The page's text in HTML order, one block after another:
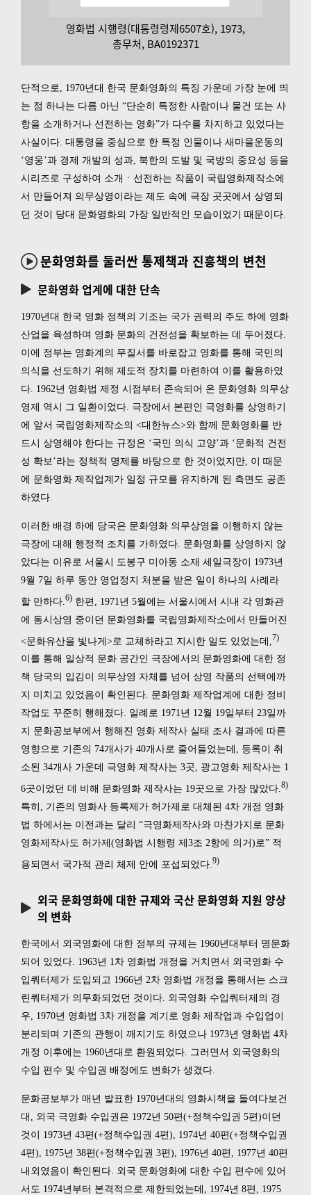
영화법 시행령(대통령령제6507호), 1973,
총무처, BA0192371
단적으로, 1970년대 한국 문화영화의 특징 가운데 가장 눈에 띄
는 점 하나는 다름 아닌 “단순히 특정한 사람이나 물건 또는 사
항을 소개하거나 선전하는 영화”가 다수를 차지하고 있었다는
사실이다. 대통령을 중심으로 한 특정 인물이나 새마을운동의
‘영웅’과 경제 개발의 성과, 북한의 도발 및 국방의 중요성 등을
시리즈로 구성하여 소개ㆍ선전하는 작품이 국립영화제작소에
서 만들어져 의무상영이라는 제도 속에 극장 곳곳에서 상영되
던 것이 당대 문화영화의 가장 일반적인 모습이었기 때문이다.
문화영화를 둘러싼 통제책과 진흥책의 변천
문화영화 업계에 대한 단속
1970년대 한국 영화 정책의 기조는 국가 권력의 주도 하에 영화
산업을 육성하며 영화 문화의 건전성을 확보하는 데 두어졌다.
이에 정부는 영화계의 무질서를 바로잡고 영화를 통해 국민의
의식을 선도하기 위해 제도적 장치를 마련하여 이를 활용하였
다. 1962년 영화법 제정 시점부터 존속되어 온 문화영화 의무상
영제 역시 그 일환이었다. 극장에서 본편인 극영화를 상영하기
에 앞서 국립영화제작소의 <대한뉴스>와 함께 문화영화를 반
드시 상영해야 한다는 규정은 ‘국민 의식 고양’과 ‘문화적 건전
성 확보’라는 정책적 명제를 바탕으로 한 것이었지만, 이 때문
에 문화영화 제작업계가 일정 규모를 유지하게 된 측면도 공존
하였다.
이러한 배경 하에 당국은 문화영화 의무상영을 이행하지 않는
극장에 대해 행정적 조치를 가하였다. 문화영화를 상영하지 않
았다는 이유로 서울시 도봉구 미아동 소재 세일극장이 1973년
9월 7일 하루 동안 영업정지 처분을 받은 일이 하나의 사례라
할 만하다. 6) 한편, 1971년 5월에는 서울시에서 시내 각 영화관
에 동시상영 중이던 문화영화를 국립영화제작소에서 만들어진
<문화유산을 빛나게>로 교체하라고 지시한 일도 있었는데, 7)
이를 통해 일상적 문화 공간인 극장에서의 문화영화에 대한 정
책 당국의 입김이 의무상영 자체를 넘어 상영 작품의 선택에까
지 미치고 있었음이 확인된다. 문화영화 제작업계에 대한 정비
작업도 꾸준히 행해졌다. 일례로 1971년 12월 19일부터 23일까
지 문화공보부에서 행해진 영화 제작사 실태 조사 결과에 따른
영향으로 기존의 74개사가 40개사로 줄어들었는데, 등록이 취
소된 34개사 가운데 극영화 제작사는 3곳, 광고영화 제작사는 1
6곳이었던 데 비해 문화영화 제작사는 19곳으로 가장 많았다. 8)
특히, 기존의 영화사 등록제가 허가제로 대체된 4차 개정 영화
법 하에서는 이전과는 달리 “극영화제작사와 마찬가지로 문화
영화제작사도 허가제(영화법 시행령 제3조 2항에 의거)로” 적
용되면서 국가적 관리 체제 안에 포섭되었다. 9)
외국 문화영화에 대한 규제와 국산 문화영화 지원 양상
의 변화
한국에서 외국영화에 대한 정부의 규제는 1960년대부터 명문화
되어 있었다. 1963년 1차 영화법 개정을 거치면서 외국영화 수
입쿼터제가 도입되고 1966년 2차 영화법 개정을 통해서는 스크
린쿼터제가 의무화되었던 것이다. 외국영화 수입쿼터제의 경
우, 1970년 영화법 3차 개정을 계기로 영화 제작업과 수입업이
분리되며 기존의 관행이 깨지기도 하였으나 1973년 영화법 4차
개정 이후에는 1960년대로 환원되었다. 그러면서 외국영화의
수입 편수 및 수입권 배정에도 변화가 생겼다.
문화공보부가 매년 발표한 1970년대의 영화시책을 들여다보건
대, 외국 극영화 수입권은 1972년 50편(+정책수입권 5편)이던
것이 1973년 43편(+정책수입권 4편), 1974년 40편(+정책수입권
4편), 1975년 38편(+정책수입권 3편), 1976년 40편, 1977년 40편
내외였음이 확인된다. 외국 문화영화에 대한 수입 편수에 있어
서도 1974년부터 본격적으로 제한되었는데, 1974년 8편, 1975